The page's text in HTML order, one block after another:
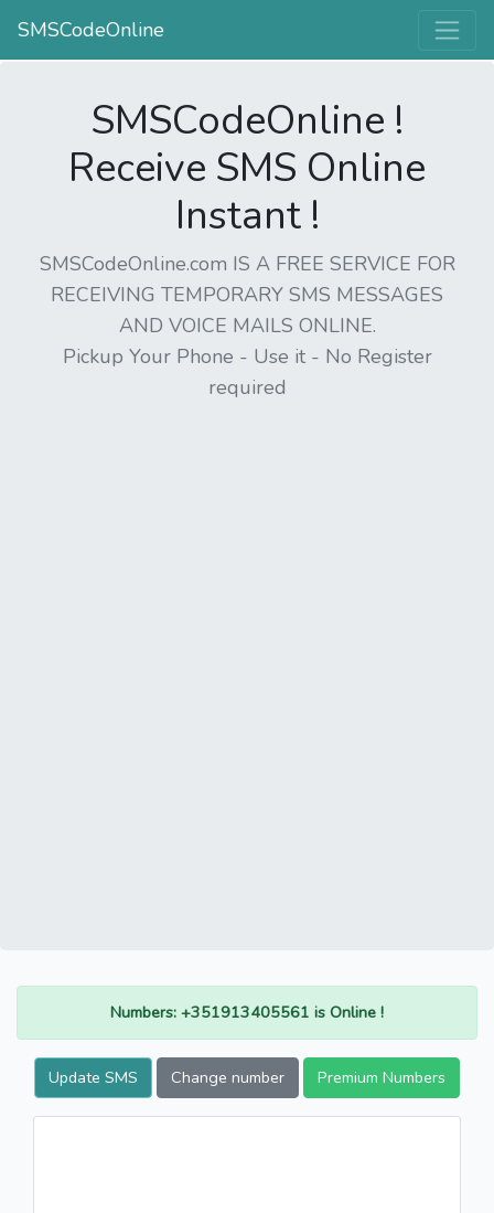
SMSCodeOnline
SMSCodeOnline !
Receive SMS Online
Instant !
SMSCodeOnline.com IS A FREE SERVICE FOR
RECEIVING TEMPORARY SMS MESSAGES
AND VOICE MAILS ONLINE.
Pickup Your Phone - Use it - No Register
required
Numbers: +351913405561 is Online !
Update SMS Change number Premium Numbers